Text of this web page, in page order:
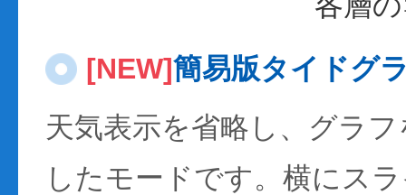
[NEW]簡易版タイドグ
天気表示を省略し、グラ
したモードです。横にス